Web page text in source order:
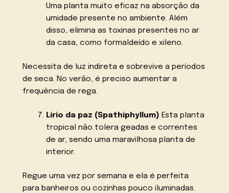
Uma planta muito eficaz na absorção da
umidade presente no ambiente. Além
disso, elimina as toxinas presentes no ar
da casa, como formaldeído e xileno.
Necessita de luz indireta e sobrevive a períodos
de seca. No verão, é preciso aumentar a
frequência de rega.
Lírio da paz (Spathiphyllum) Esta planta
tropical não tolera geadas e correntes
de ar, sendo uma maravilhosa planta de
interior.
Regue uma vez por semana e ela é perfeita
para banheiros ou cozinhas pouco iluminadas.